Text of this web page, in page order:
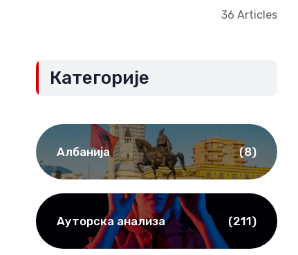
36 Articles
Категорије
Албанија (8)
Ауторска анализа (211)